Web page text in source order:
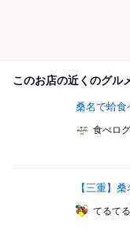
このお店の近くのグル
桑名で蛤食
食べロ
【三重】
てるて